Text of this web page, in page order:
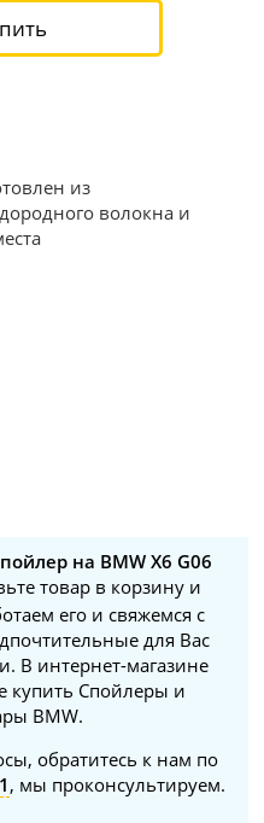
из
волокна и
на BMW X6 G06
товар в корзину и
его и свяжемся с
для Вас
В интернет-магазине
купить Спойлеры и
BMW.
обратитесь к нам по
, мы проконсультируем.